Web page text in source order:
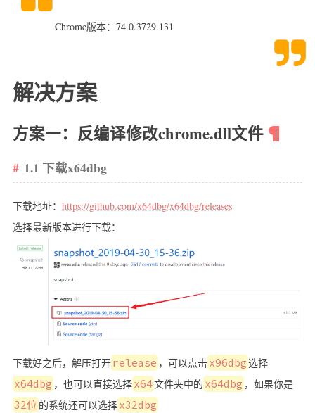
Chrome版本：74.0.3729.131
解决方案
方案一：反编译修改chrome.dll文件
1.1 下载x64dbg
下载地址： https://github.com/x64dbg/x64dbg/releases
选择最新版本进行下载：
下载好之后，解压打开release ，可以点击x96dbg选择
x64dbg ，也可以直接选择x64文件夹中的 x64dbg ，如果你是
32位 的系统还可以选择x32dbg
友人帐
关于
主题
RSS
2019
sakura